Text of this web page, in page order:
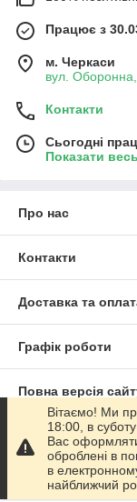
Працює з
м. Черкаси
вул.
Контакти
Сьогодні
Показати
Про нас
Контакти
Доставка та
Графік роботи
Повна версія
Сайт створено
Політика
Вітаємо! Ми
18:00, в
Вас
оброблені в
в
найближчий